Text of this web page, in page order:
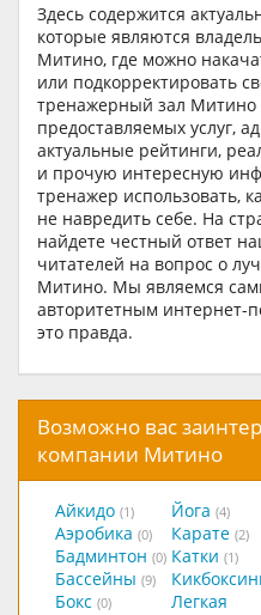
Здесь содержится
которые являются
Митино, где можно
или подкорректировать
тренажерный зал Митино
предоставляемых услуг,
актуальные рейтинги,
и прочую интересную
тренажер использовать,
не навредить себе. На
найдете честный ответ
читателей на вопрос о
Митино. Мы являемся
авторитетным интернет-
это правда.
Возможно вас
компании Митино
Айкидо (1)
Аэробика (0)
Бадминтон (0)
Бассейны (9)
Бокс (0)
Йога (4)
Карате (2)
Катки (1)
Легкая